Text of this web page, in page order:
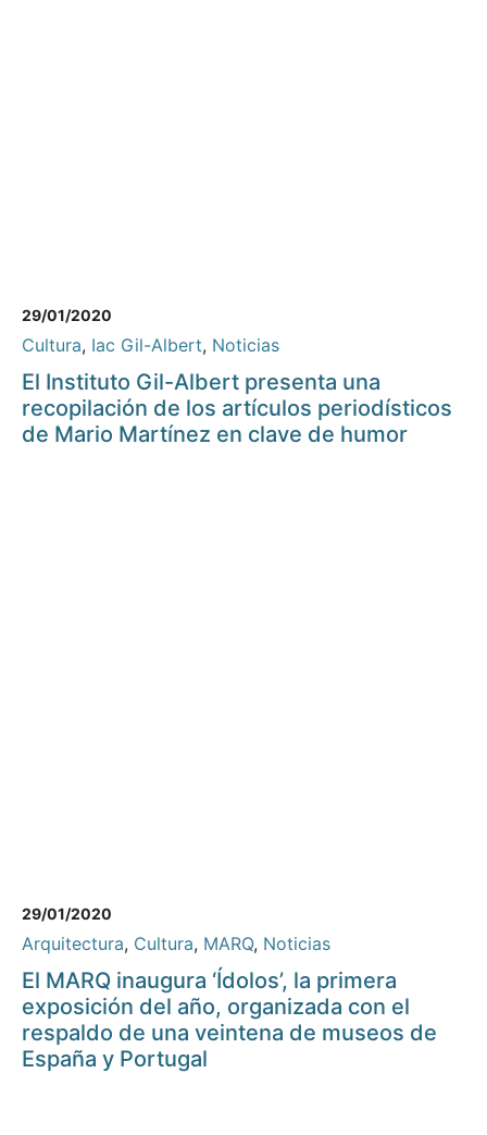
29/01/2020
Cultura, Iac Gil-Albert, Noticias
El Instituto Gil-Albert presenta una
recopilación de los artículos periodísticos
de Mario Martínez en clave de humor
29/01/2020
Arquitectura, Cultura, MARQ, Noticias
El MARQ inaugura ‘Ídolos’, la primera
exposición del año, organizada con el
respaldo de una veintena de museos de
España y Portugal